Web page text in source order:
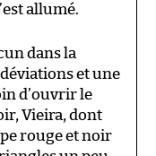
allumé.
dans la
et une
d’ouvrir le
Vieira, dont
rouge et noir